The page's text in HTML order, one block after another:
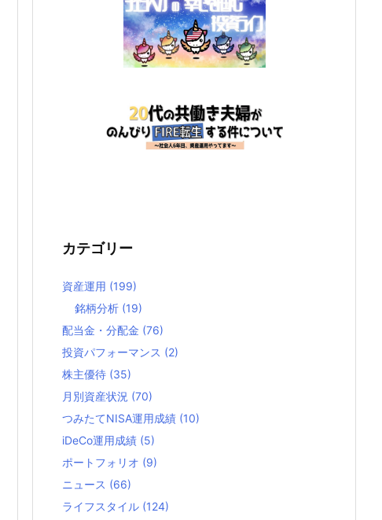
カテゴリー
資産運用 (199)
銘柄分析 (19)
配当金・分配金 (76)
投資パフォーマンス (2)
株主優待 (35)
月別資産状況 (70)
つみたてNISA運用成績 (10)
iDeCo運用成績 (5)
ポートフォリオ (9)
ニュース (66)
ライフスタイル (124)